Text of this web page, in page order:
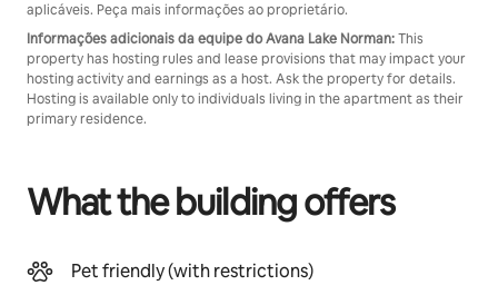
aplicáveis. Peça mais informações ao proprietário.
Informações adicionais da equipe do Avana Lake Norman:This
property has hosting rules and lease provisions that may impact your
hosting activity and earnings as a host. Ask the property for details.
Hosting is available only to individuals living in the apartment as their
primary residence.
What the building offers
Pet friendly (with restrictions)